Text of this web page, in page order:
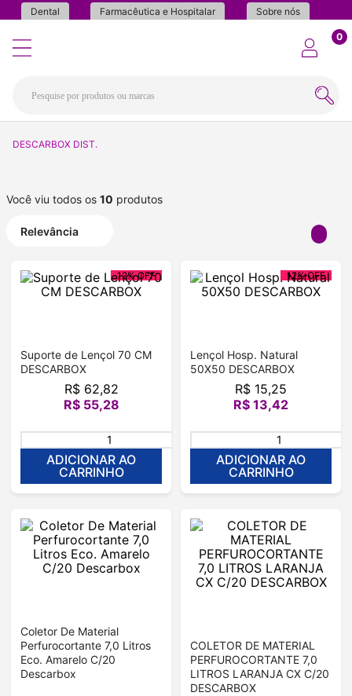
Dental Farmacêutica e Hospitalar Sobre nós
0
DESCARBOX DIST.
Você viu todos os 10 produtos
Relevância
12% OFF
Suporte de Lençol 70 CM
DESCARBOX
R$ 62,82
R$ 55,28
ADICIONAR AO
CARRINHO
12% OFF
Lençol Hosp. Natural
50X50 DESCARBOX
R$ 15,25
R$ 13,42
ADICIONAR AO
CARRINHO
Coletor De Material
Perfurocortante 7,0 Litros
Eco. Amarelo C/20
Descarbox
COLETOR DE MATERIAL
PERFUROCORTANTE 7,0
LITROS LARANJA CX C/20
DESCARBOX